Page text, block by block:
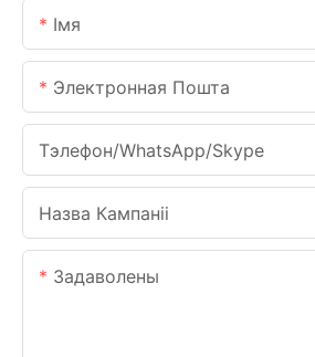
Імя
Электронная Пошта
Тэлефон/WhatsApp/Skype
Назва Кампаніі
Задаволены